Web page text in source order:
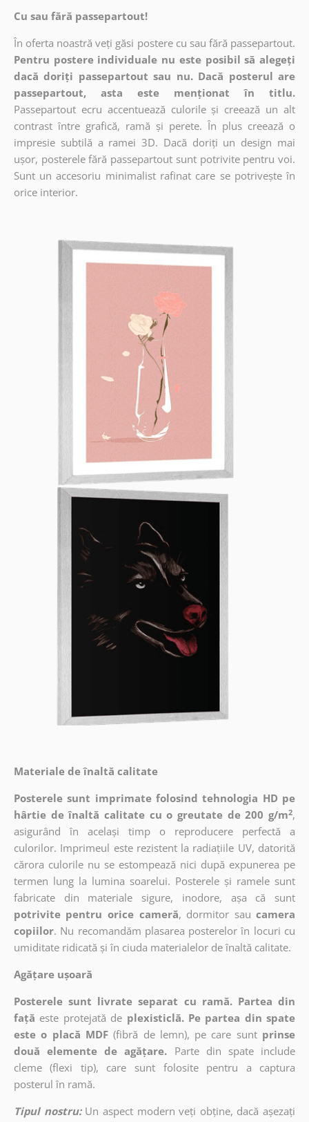
Cu sau fără passepartout!
În oferta noastră veți găsi postere cu sau fără passepartout.
Pentru postere individuale nu este posibil să alegeți
dacă doriți passepartout sau nu. Dacă posterul are
passepartout, asta este menționat în titlu.
Passepartout ecru accentuează culorile și creează un alt
contrast între grafică, ramă și perete. În plus creează o
impresie subtilă a ramei 3D. Dacă doriți un design mai
ușor, posterele fără passepartout sunt potrivite pentru voi.
Sunt un accesoriu minimalist rafinat care se potrivește în
orice interior.
Materiale de înaltă calitate
Posterele sunt imprimate folosind tehnologia HD pe
hârtie de înaltă calitate cu o greutate de 200 g/m2,
asigurând în același timp o reproducere perfectă a
culorilor. Imprimeul este rezistent la radiațiile UV, datorită
cărora culorile nu se estompează nici după expunerea pe
termen lung la lumina soarelui. Posterele și ramele sunt
fabricate din materiale sigure, inodore, așa că sunt
potrivite pentru orice cameră, dormitor sau camera
copiilor. Nu recomandăm plasarea posterelor în locuri cu
umiditate ridicată și în ciuda materialelor de înaltă calitate.
Agățare ușoară
Posterele sunt livrate separat cu ramă. Partea din
față este protejată de plexisticlă. Pe partea din spate
este o placă MDF (fibră de lemn), pe care sunt prinse
două elemente de agățare. Parte din spate include
cleme (flexi tip), care sunt folosite pentru a captura
posterul în ramă.
Tipul nostru: Un aspect modern veți obține, dacă așezați